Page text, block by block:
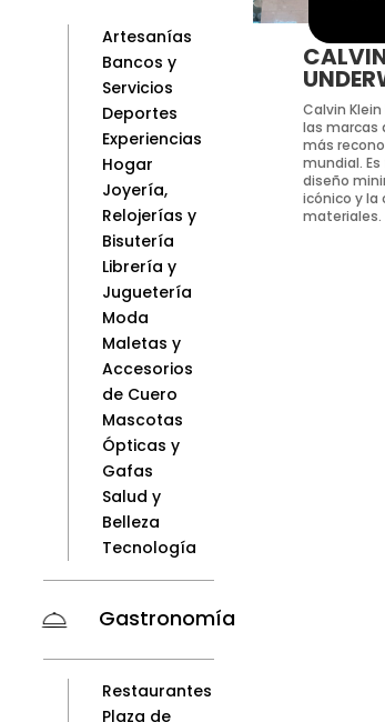
Artesanías
Bancos y
Servicios
Deportes
Experiencias
Hogar
Joyería,
Relojerías y
Bisutería
Librería y
Juguetería
Moda
Maletas y
Accesorios
de Cuero
Mascotas
Ópticas y
Gafas
Salud y
Belleza
Tecnología
Gastronomía
Restaurantes
Plaza de
Calvin
las marcas
más
mundial.
diseño
icónico y la
materiales.